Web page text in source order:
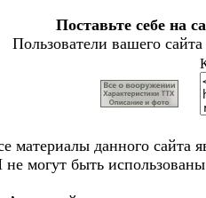
Поставьте себе на
Пользователи вашего
материалы данного сайта
не могут быть